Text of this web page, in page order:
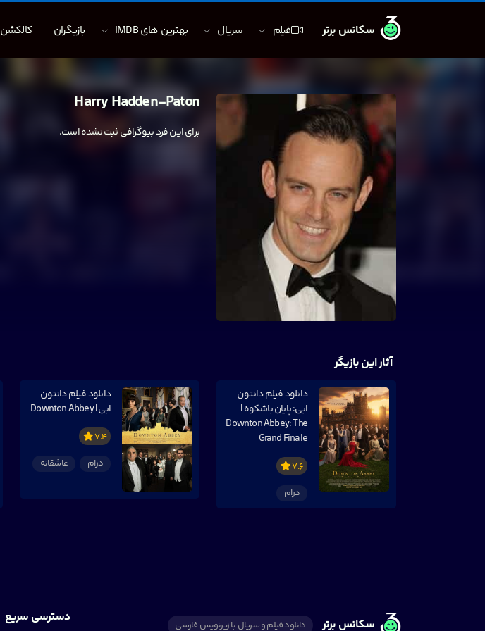
سکانس برتر فیلم سریال بهترین های IMDB بازیگران کالکشن
Harry Hadden-Paton
برای این فرد بیوگرافی ثبت نشده است.
آثار این بازیگر
دانلود فیلم دانتون
ابی: پایان باشکوه |
Downton Abbey: The
Grand Finale
7.6
درام
دانلود فیلم دانتون
ابی | Downton Abbey
7.4
درام
عاشقانه
سکانس برتر دانلود فیلم و سریال با زیرنویس فارسی دسترسی سریع